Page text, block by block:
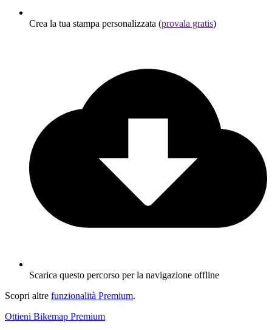
Crea la tua stampa personalizzata (provala gratis)
Scarica questo percorso per la navigazione offline
Scopri altre funzionalità Premium.
Ottieni Bikemap Premium